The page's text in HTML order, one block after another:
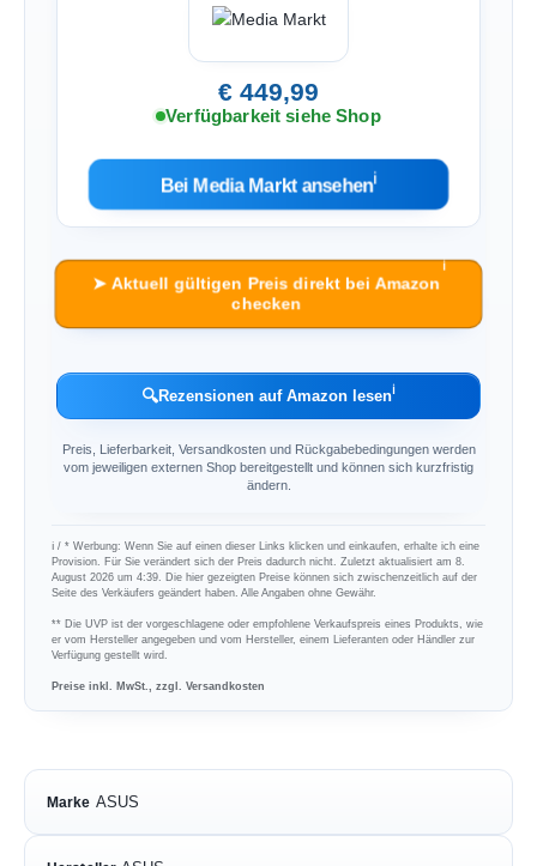
€ 449,99
Verfügbarkeit siehe Shop
Bei Media Markt ansehenℹ︎
➤ Aktuell gültigen Preis direkt bei Amazon
checken
ℹ︎
🔍Rezensionen auf Amazon lesenℹ︎
Preis, Lieferbarkeit, Versandkosten und Rückgabebedingungen werden
vom jeweiligen externen Shop bereitgestellt und können sich kurzfristig
ändern.
ℹ︎ / * Werbung: Wenn Sie auf einen dieser Links klicken und einkaufen, erhalte ich eine
Provision. Für Sie verändert sich der Preis dadurch nicht. Zuletzt aktualisiert am 8.
August 2026 um 4:39. Die hier gezeigten Preise können sich zwischenzeitlich auf der
Seite des Verkäufers geändert haben. Alle Angaben ohne Gewähr.
** Die UVP ist der vorgeschlagene oder empfohlene Verkaufspreis eines Produkts, wie
er vom Hersteller angegeben und vom Hersteller, einem Lieferanten oder Händler zur
Verfügung gestellt wird.
Preise inkl. MwSt., zzgl. Versandkosten
Marke ASUS